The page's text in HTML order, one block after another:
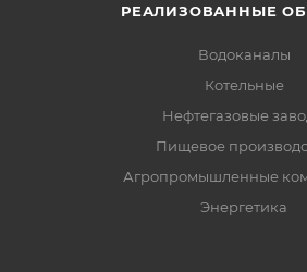
РЕАЛИЗОВАННЫЕ
Водоканалы
Котельные
Нефтегазовые
Пищевое
Агропромышленные
Энергетика